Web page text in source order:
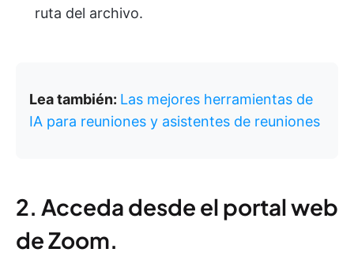
ruta del archivo.
Lea también: Las mejores herramientas de
IA para reuniones y asistentes de reuniones
2. Acceda desde el portal web
de Zoom.